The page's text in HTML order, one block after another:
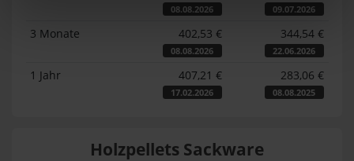
08.08.2026 09.07.2026
3 Monate 402,53 €
08.08.2026
344,54 €
22.06.2026
1 Jahr 407,21 €
17.02.2026
283,06 €
08.08.2025
Holzpellets Sackware